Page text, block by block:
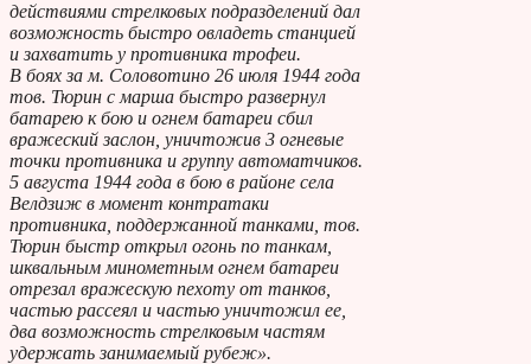
действиями стрелковых подразделений дал
возможность быстро овладеть станцией
и захватить у противника трофеи.
В боях за м. Соловотино 26 июля 1944 года
тов. Тюрин с марша быстро развернул
батарею к бою и огнем батареи сбил
вражеский заслон, уничтожив 3 огневые
точки противника и группу автоматчиков.
5 августа 1944 года в бою в районе села
Велдзиж в момент контратаки
противника, поддержанной танками, тов.
Тюрин быстр открыл огонь по танкам,
шквальным минометным огнем батареи
отрезал вражескую пехоту от танков,
частью рассеял и частью уничтожил ее,
два возможность стрелковым частям
удержать занимаемый рубеж».